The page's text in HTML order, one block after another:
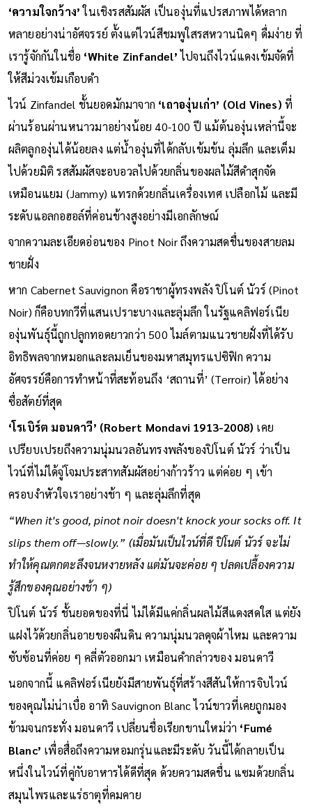
เสน่ห์ที่ทำให้ Zinfandel กลายเป็นที่รักของชาวแคลิฟอร์เนีย คือ
‘ความใจกว้าง’ในเชิงรสสัมผัส เป็นองุ่นที่แปรสภาพได้หลาก
หลายอย่างน่าอัศจรรย์ ตั้งแต่ไวน์สีชมพูใสรสหวานนิดๆ ดื่มง่าย ที่
เรารู้จักกันในชื่อ‘White Zinfandel’
ให้สีม่วงเข้มเกือบดำ
ไวน์ Zinfandel ชั้นยอดมักมาจาก ‘เถาองุ่นเก่า’ (Old Vines)ที่
ผ่านร้อนผ่านหนาวมาอย่างน้อย 40-100 ปี แม้ต้นองุ่นเหล่านี้จะ
ผลิตลูกองุ่นได้น้อยลง แต่น้ำองุ่นที่ได้กลับเข้มข้น ลุ่มลึก และเต็ม
ไปด้วยมิติ รสสัมผัสจะอบอวลไปด้วยกลิ่นของผลไม้สีดำสุกจัด
เหมือนแยม (Jammy) แทรกด้วยกลิ่นเครื่องเทศ เปลือกไม้ และมี
ระดับแอลกอฮอล์ที่ค่อนข้างสูงอย่างมีเอกลักษณ์
จากความละเอียดอ่อนของ Pinot Noir ถึงความสดชื่นของสายลม
หาก Cabernet Sauvignon คือราชาผู้ทรงพลัง ปิโนต์ นัวร์ (Pinot
Noir) ก็คือบทกวีที่แสนเปราะบางและลุ่มลึก ในรัฐแคลิฟอร์เนีย
องุ่นพันธุ์นี้ถูกปลูกทอดยาวกว่า 500 ไมล์ตามแนวชายฝั่งที่ได้รับ
อิทธิพลจากหมอกและลมเย็นของมหาสมุทรแปซิฟิก ความ
อัศจรรย์คือการทำหน้าที่สะท้อนถึง ‘สถานที่’ (Terroir) ได้อย่าง
ซื่อสัตย์ที่สุด
‘โรเบิร์ต มอนดาวี’ (Robert Mondavi 1913-2008)เคย
เปรียบเปรยถึงความนุ่มนวลอันทรงพลังของปิโนต์ นัวร์ ว่าเป็น
ไวน์ที่ไม่ได้จู่โจมประสาทสัมผัสอย่างก้าวร้าว แต่ค่อย ๆ เข้า
“When it's good, pinot noir doesn't knock your socks off. It
slips them off—slowly.” (เมื่อมันเป็นไวน์ที่ดี ปิโนต์ นัวร์ จะไม่
ทำให้คุณตกตะลึงจนหงายหลัง แต่มันจะค่อย ๆ ปลดเปลื้องความ
รู้สึกของคุณอย่างช้า ๆ)
ปิโนต์ นัวร์ ชั้นยอดของที่นี่ ไม่ได้มีแค่กลิ่นผลไม้สีแดงสดใส แต่ยัง
แฝงไว้ด้วยกลิ่นอายของผืนดิน ความนุ่มนวลดุจผ้าไหม และความ
ซับซ้อนที่ค่อย ๆ คลี่ตัวออกมา เหมือนคำกล่าวของ มอนดาวี
นอกจากนี้ แคลิฟอร์เนียยังมีสายพันธุ์ที่สร้างสีสันให้การจิบไวน์
ของคุณไม่น่าเบื่อ อาทิ Sauvignon Blanc ไวน์ขาวที่เคยถูกมอง
ข้ามจนกระทั่ง มอนดาวี เปลี่ยนชื่อเรียกขานใหม่ว่า‘Fumé
Blanc’เพื่อสื่อถึงความหอมกรุ่นและมีระดับ วันนี้ได้กลายเป็น
หนึ่งในไวน์ที่คู่กับอาหารได้ดีที่สุด ด้วยความสดชื่น แซมด้วยกลิ่น